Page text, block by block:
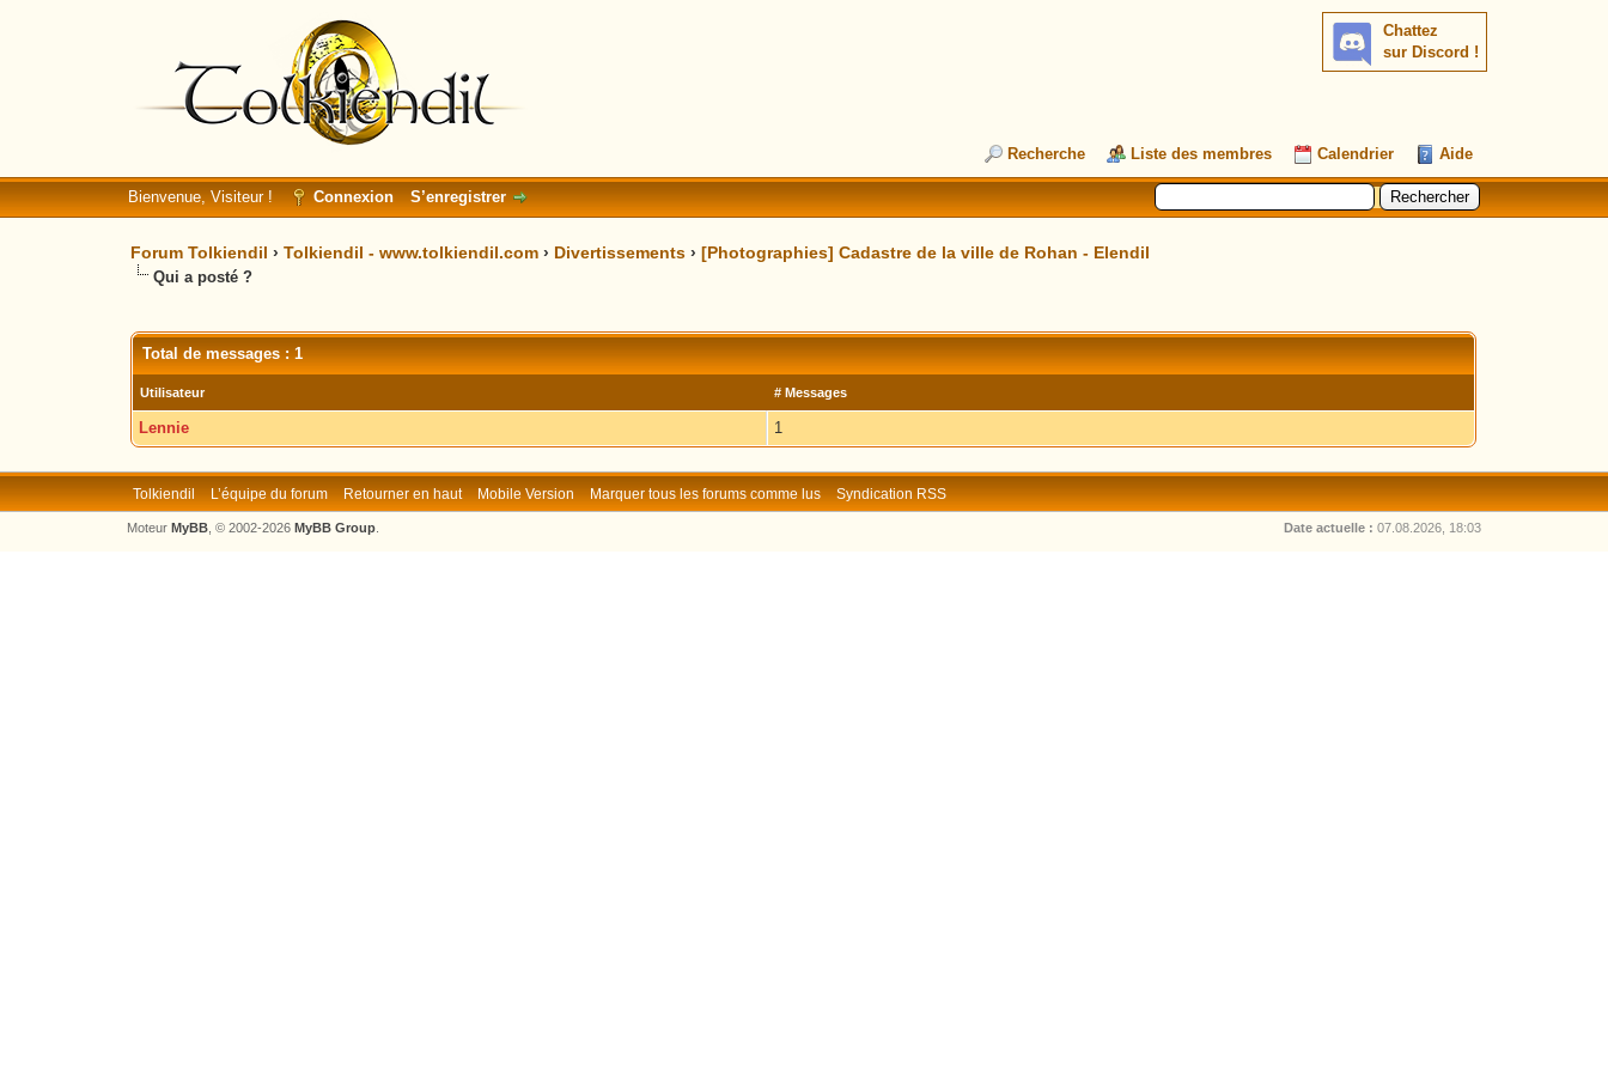
Chattez
sur Discord !
Recherche Liste des membres Calendrier Aide
Bienvenue, Visiteur ! Connexion S’enregistrer
Forum Tolkiendil ›Tolkiendil - www.tolkiendil.com › Divertissements ›[Photographies] Cadastre de la ville de Rohan - Elendil
Qui a posté ?
Total de messages : 1
Utilisateur # Messages
Lennie 1
Tolkiendil L’équipe du forum Retourner en haut Mobile Version Marquer tous les forums comme lus Syndication RSS
Date actuelle : 07.08.2026, 18:03
Moteur MyBB, © 2002-2026 MyBB Group.